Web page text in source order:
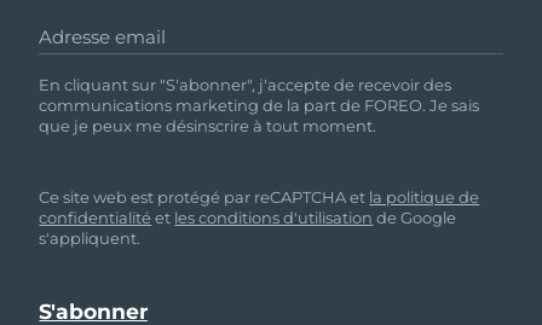
Adresse email
En cliquant sur "S'abonner", j'accepte de recevoir des
communications marketing de la part de FOREO. Je sais
que je peux me désinscrire à tout moment.
Ce site web est protégé par reCAPTCHA et la politique de
confidentialité et les conditions d'utilisation de Google
s'appliquent.